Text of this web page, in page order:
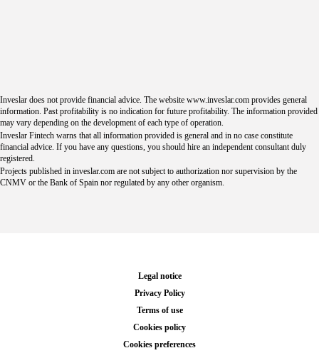
Inveslar does not provide financial advice. The website www.inveslar.com provides general
information. Past profitability is no indication for future profitability. The information provided
may vary depending on the development of each type of operation.
Inveslar Fintech warns that all information provided is general and in no case constitute
financial advice. If you have any questions, you should hire an independent consultant duly
registered.
Projects published in inveslar.com are not subject to authorization nor supervision by the
CNMV or the Bank of Spain nor regulated by any other organism.
Legal notice
Privacy Policy
Terms of use
Cookies policy
Cookies preferences